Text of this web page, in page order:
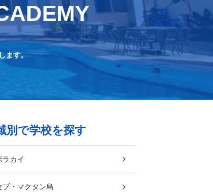
ます。
別で学校を探す
ラカイ
ブ・マクタン島